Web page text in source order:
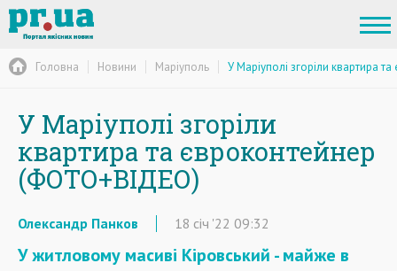
Головна Новини Маріуполь У Маріуполі згоріли квартира
У Маріуполі згоріли
квартира та євроконтейнер
(ФОТО+ВІДЕО)
Олександр Панков 18 січ '22 09:32
У житловому масиві Кіровський - майже в